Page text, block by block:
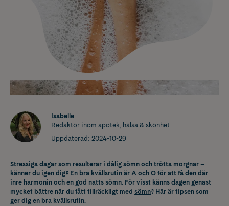
Isabelle
Redaktör inom apotek, hälsa & skönhet
Uppdaterad: 2024-10-29
Stressiga dagar som resulterar i dålig sömn och trötta morgnar –
känner du igen dig? En bra kvällsrutin är A och O för att få den där
inre harmonin och en god natts sömn. För visst känns dagen genast
mycket bättre när du fått tillräckligt med sömn? Här är tipsen som
ger dig en bra kvällsrutin.